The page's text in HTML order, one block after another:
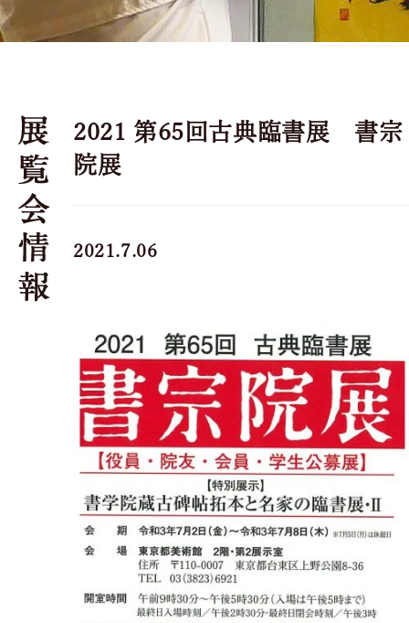
2021 第65回古典臨書展 書宗
院展
2021.7.06